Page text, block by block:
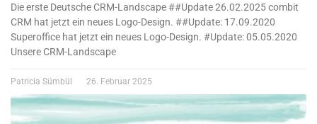
Die erste Deutsche CRM-Landscape ##Update 26.02.2025 combit
CRM hat jetzt ein neues Logo-Design. ##Update: 17.09.2020
Superoffice hat jetzt ein neues Logo-Design. #Update: 05.05.2020
Unsere CRM-Landscape
Patricia Sümbül 26. Februar 2025